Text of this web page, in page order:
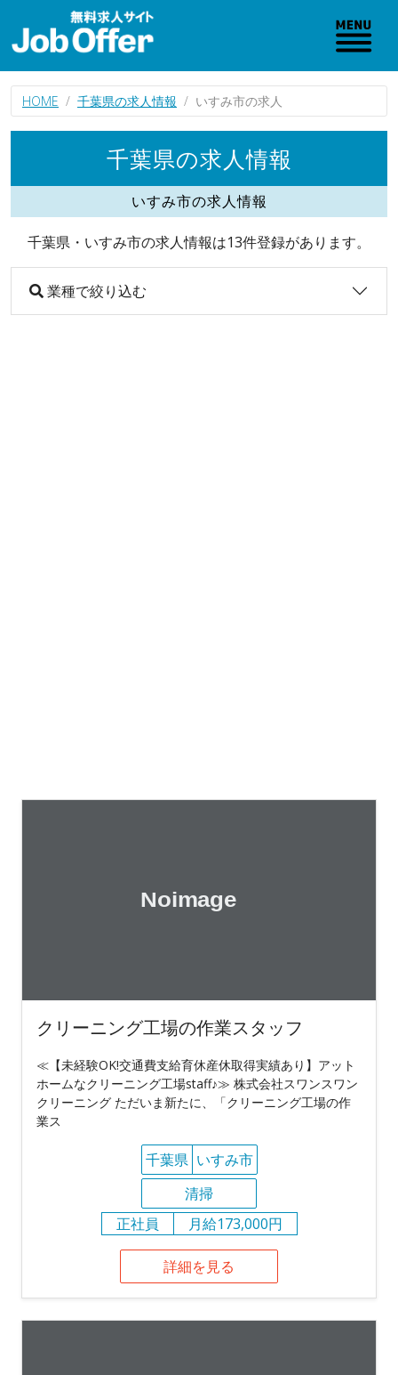
HOME 千葉県の求人情報 いすみ市の求人
千葉県の求人情報
いすみ市の求人情報
千葉県・いすみ市の求人情報は13件登録があります。
業種で絞り込む
クリーニング工場の作業スタッフ
≪【未経験OK!交通費支給育休産休取得実績あり】アット
ホームなクリーニング工場staff♪≫ 株式会社スワンスワン
クリーニング ただいま新たに、「クリーニング工場の作
業ス
千葉県 いすみ市
清掃
正社員
月給173,000円
詳細を見る